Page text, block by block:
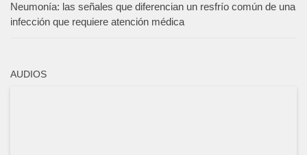
Neumonía: las señales que diferencian un resfrío común de una
infección que requiere atención médica
AUDIOS